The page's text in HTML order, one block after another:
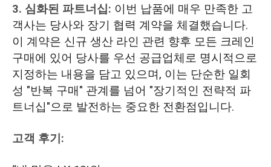
3. 심화된 파트너십: 이번 납품에 매우 만족한 고
객사는 당사와 장기 협력 계약을 체결했습니다.
이 계약은 신규 생산 라인 관련 향후 모든 크레인
구매에 있어 당사를 우선 공급업체로 명시적으로
지정하는 내용을 담고 있으며, 이는 단순한 일회
성 "반복 구매" 관계를 넘어 "장기적인 전략적 파
트너십"으로 발전하는 중요한 전환점입니다.
고객 후기: